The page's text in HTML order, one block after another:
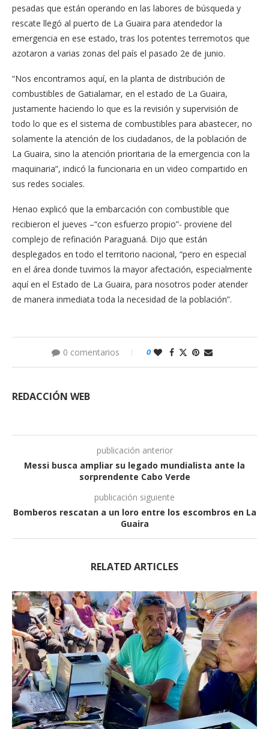
pesadas que están operando en las labores de búsqueda y
rescate llegó al puerto de La Guaira para atendedor la
emergencia en ese estado, tras los potentes terremotos que
azotaron a varias zonas del país el pasado 2e de junio.
“Nos encontramos aquí, en la planta de distribución de
combustibles de Gatialamar, en el estado de La Guaira,
justamente haciendo lo que es la revisión y supervisión de
todo lo que es el sistema de combustibles para abastecer, no
solamente la atención de los ciudadanos, de la población de
La Guaira, sino la atención prioritaria de la emergencia con la
maquinaria”, indicó la funcionaria en un video compartido en
sus redes sociales.
Henao explicó que la embarcación con combustible que
recibieron el jueves –“con esfuerzo propio”- proviene del
complejo de refinación Paraguaná. Dijo que están
desplegados en todo el territorio nacional, “pero en especial
en el área donde tuvimos la mayor afectación, especialmente
aquí en el Estado de La Guaira, para nosotros poder atender
de manera inmediata toda la necesidad de la población”.
0 comentarios 0
REDACCIÓN WEB
publicación anterior
Messi busca ampliar su legado mundialista ante la
sorprendente Cabo Verde
publicación siguiente
Bomberos rescatan a un loro entre los escombros en La
Guaira
RELATED ARTICLES